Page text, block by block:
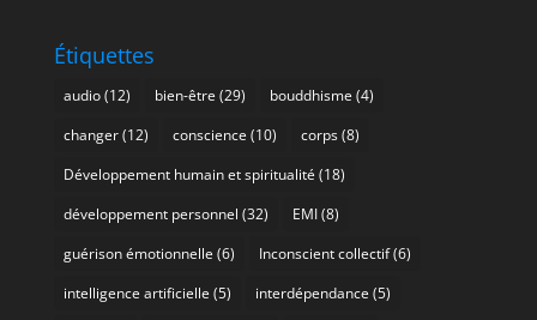
Étiquettes
audio(12) bien-être (29) bouddhisme (4)
changer(12) conscience (10) corps(8)
Développement humain et spiritualité (18)
développement personnel (32) EMI(8)
guérison émotionnelle (6) Inconscient collectif(6)
intelligence artificielle (5) interdépendance (5)